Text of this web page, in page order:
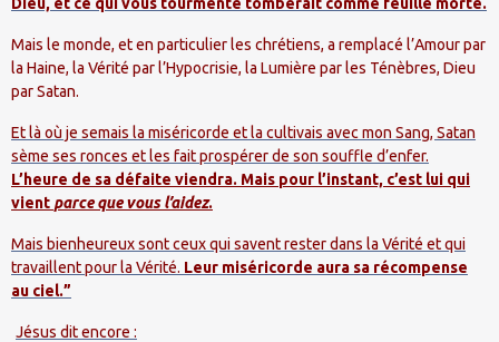
Mais le monde, et en particulier les chrétiens, a remplacé l’Amour par
la Haine, la Vérité par l’Hypocrisie, la Lumière par les Ténèbres, Dieu
par Satan.
Et là où je semais la miséricorde et la cultivais avec mon Sang, Satan
sème ses ronces et les fait prospérer de son souffle d’enfer.
L’heure de sa défaite viendra. Mais pour l’instant, c’est lui qui
vient parce que vous l’aidez.
Mais bienheureux sont ceux qui savent rester dans la Vérité et qui
travaillent pourla Vérité. Leur miséricorde aura sa récompense
au ciel.”
Jésus dit encore :